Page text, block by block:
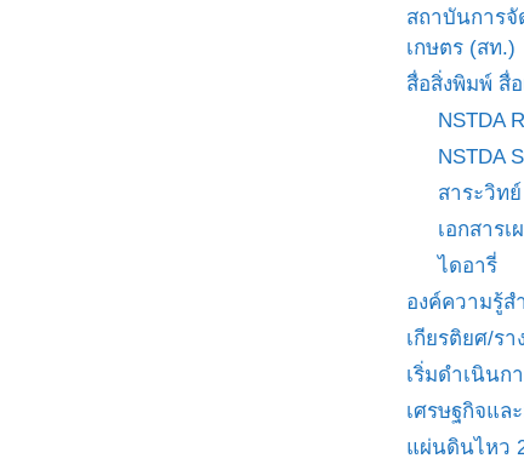
สถาบันการจั
เกษตร (สท.)
สื่อสิ่งพิมพ์ สื่
NSTDA
NSTDA
สาระวิทย์
เอกสารเ
ไดอารี่
องค์ความรู้
เกียรติยศ/รา
เริ่มดำเนินก
เศรษฐกิจแล
แผ่นดินไหว